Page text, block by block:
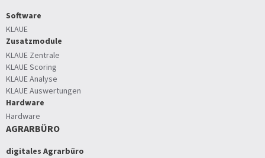
Software
KLAUE
Zusatzmodule
KLAUE Zentrale
KLAUE Scoring
KLAUE Analyse
KLAUE Auswertungen
Hardware
Hardware
AGRARBÜRO
digitales Agrarbüro